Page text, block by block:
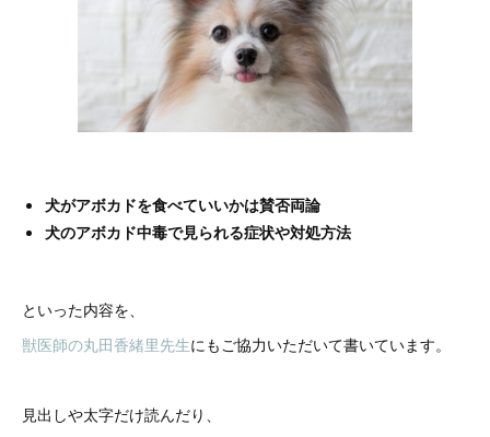
犬がアボカドを食べていいかは賛否両論
犬のアボカド中毒で見られる症状や対処方法
といった内容を、
獣医師の丸田香緒里先生にもご協力いただいて書いています。
見出しや太字だけ読んだり、